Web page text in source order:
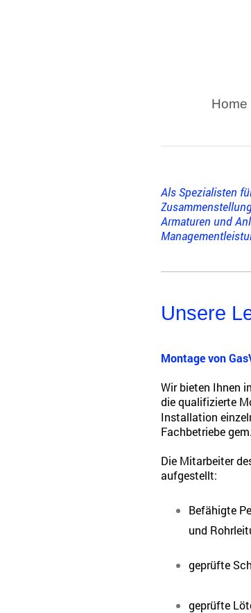
Home
Als Spezialisten
Armaturen und
Unsere
Montage von
Wir bieten Ihnen
die qualifizierte
Installation
Fachbetriebe
Die Mitarbeiter
aufgestellt:
Befähigte
und
geprüfte
geprüfte